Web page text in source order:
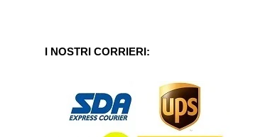
I NOSTRI CORRIERI: